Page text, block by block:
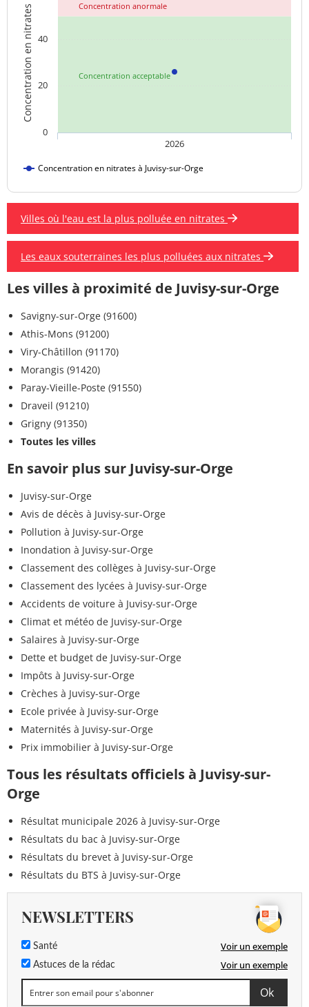
Concentration acceptable
Concentration anormale
Concentration en nitrates
Concentration en nitrates à Juvisy-sur-Orge
2026
0
20
40
Villes où l'eau est la plus polluée en nitrates
Les eaux souterraines les plus polluées aux nitrates
Les villes à proximité de Juvisy-sur-Orge
Savigny-sur-Orge (91600)
Athis-Mons (91200)
Viry-Châtillon (91170)
Morangis (91420)
Paray-Vieille-Poste (91550)
Draveil (91210)
Grigny (91350)
Toutes les villes
En savoir plus sur Juvisy-sur-Orge
Juvisy-sur-Orge
Avis de décès à Juvisy-sur-Orge
Pollution à Juvisy-sur-Orge
Inondation à Juvisy-sur-Orge
Classement des collèges à Juvisy-sur-Orge
Classement des lycées à Juvisy-sur-Orge
Accidents de voiture à Juvisy-sur-Orge
Climat et météo de Juvisy-sur-Orge
Salaires à Juvisy-sur-Orge
Dette et budget de Juvisy-sur-Orge
Impôts à Juvisy-sur-Orge
Crèches à Juvisy-sur-Orge
Ecole privée à Juvisy-sur-Orge
Maternités à Juvisy-sur-Orge
Prix immobilier à Juvisy-sur-Orge
Tous les résultats officiels à Juvisy-sur-
Orge
Résultat municipale 2026 à Juvisy-sur-Orge
Résultats du bac à Juvisy-sur-Orge
Résultats du brevet à Juvisy-sur-Orge
Résultats du BTS à Juvisy-sur-Orge
NEWSLETTERS
Santé Voir un exemple
Astuces de la rédac Voir un exemple